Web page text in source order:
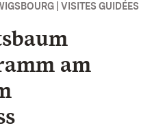
| VISITES GUIDÉES
am